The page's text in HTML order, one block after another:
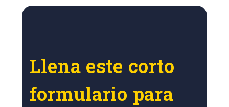
Llena este corto
formulario para